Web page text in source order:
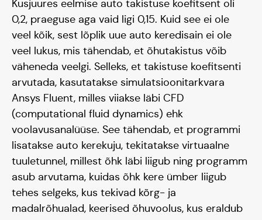
Kusjuures eelmise auto takistuse koefitsent oli
0,2, praeguse aga vaid ligi 0,15. Kuid see ei ole
veel kõik, sest lõplik uue auto keredisain ei ole
veel lukus, mis tähendab, et õhutakistus võib
väheneda veelgi. Selleks, et takistuse koefitsenti
arvutada, kasutatakse simulatsioonitarkvara
Ansys Fluent, milles viiakse läbi CFD
(computational fluid dynamics) ehk
voolavusanalüüse. See tähendab, et programmi
lisatakse auto kerekuju, tekitatakse virtuaalne
tuuletunnel, millest õhk läbi liigub ning programm
asub arvutama, kuidas õhk kere ümber liigub
tehes selgeks, kus tekivad kõrg- ja
madalrõhualad, keerised õhuvoolus, kus eraldub